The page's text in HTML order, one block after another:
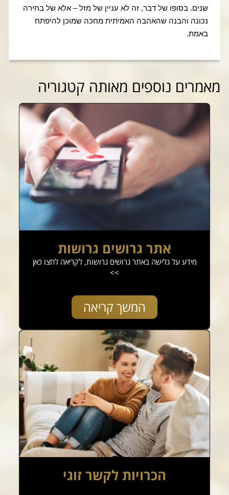
שנים. בסופו של דבר, זה לא עניין של מזל – אלא של בחירה
נכונה והבנה שהאהבה האמיתית מחכה שמוכן להיפתח
באמת.
מאמרים נוספים מאותה קטגוריה
אתר גרושים גרושות
מידע על גלישה באתר גרושים גרושות, לקריאה לחצו כאן
>>
המשך קריאה
הכרויות לקשר זוגי